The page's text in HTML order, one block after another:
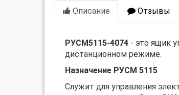
Описание Отзывы
РУСМ5115-4074 - это ящик
дистанционном режиме.
Назначение РУСМ 5115
Служит для управления